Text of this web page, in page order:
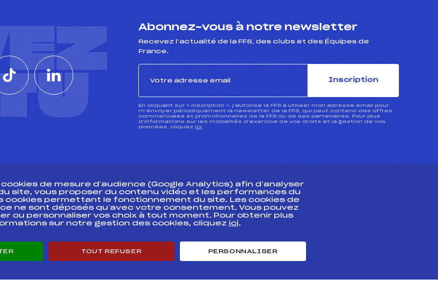
Abonnez-vous à notre newsletter
Recevez l’actualité de la FFS, des clubs et des Équipes de
France.
Inscription
En cliquant sur « inscription », j’autorise la FFS à utiliser mon adresse email pour
m’envoyer périodiquement la newsletter de la FFS, qui peut contenir des offres
commerciales et promotionnelles de la FFS ou de ses partenaires. Pour plus
d’informations sur les modalités d’exercice de vos droits et la gestion de vos
données, cliquez ici
Pass’Neige
Projet sportif fédéral
Pôle vie de l’athlète
Enseignement professionnel
de mesure d’audience (Google Analytics) afin d’analyser
site, vous proposer du contenu vidéo et les performances du
cookies permettant le fonctionnement du site. Les cookies de
ne sont déposés qu’avec votre consentement. Vous pouvez
ou personnaliser vos choix à tout moment. Pour obtenir plus
sur notre gestion des cookies, cliquez ici.
TOUT REFUSER PERSONNALISER